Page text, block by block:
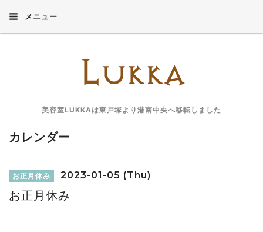
メニュー
美容室LUKKAは東戸塚より港南中央へ移転しました
カレンダー
お正月休み 2023-01-05 (Thu)
お正月休み